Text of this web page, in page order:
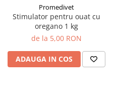
Dezinfectant de sol
Culturi BIO
Pompe de apa si hidrofoare
Unelte si masini pentru gradinarit
Atomizoare si pulverizatoare
Promedivet
Stimulator pentru ouat cu
oregano 1 kg
de la 5,00 RON
ADAUGA IN COS